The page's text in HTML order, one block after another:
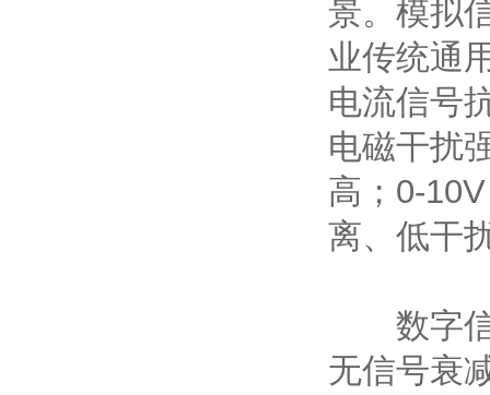
景。模拟
业传统通
电流信号
电磁干扰
高；0-
离、低干
数字信
无信号衰